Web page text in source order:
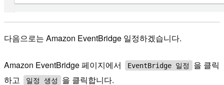
다음으로는 Amazon EventBridge 일정하겠습니다.
Amazon EventBridge 페이지에서 EventBridge 일정
을 클릭
하고
일정 생성 을 클릭합니다.